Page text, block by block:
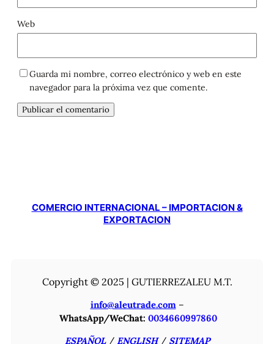
Web
Guarda mi nombre, correo electrónico y web en este
navegador para la próxima vez que comente.
COMERCIO INTERNACIONAL – IMPORTACION &
EXPORTACION
Copyright © 2025 | GUTIERREZALEU M.T.
info@aleutrade.com–
WhatsApp/WeChat: 0034660997860
ESPAÑOL/ ENGLISH/ SITEMAP